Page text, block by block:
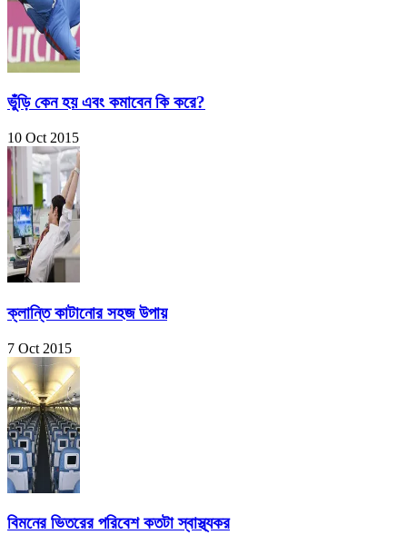
ভুঁড়ি কেন হয় এবং কমাবেন কি করে?
10 Oct 2015
ক্লান্তি কাটানোর সহজ উপায়
7 Oct 2015
বিমনের ভিতরের পরিবেশ কতটা স্বাস্থ্যকর